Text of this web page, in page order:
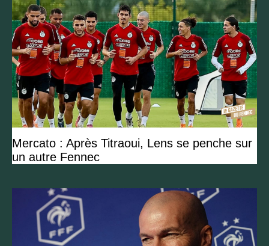
Mercato : Après Titraoui, Lens se penche sur
un autre Fennec